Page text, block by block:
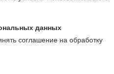
данных
соглашение на обработку